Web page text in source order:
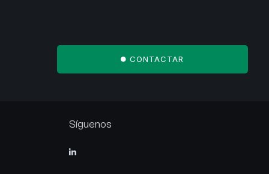
CONTACTAR
Síguenos